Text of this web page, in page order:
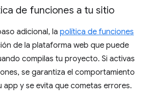
de funciones a tu sitio
adicional, la política de funciones
de la plataforma web que puede
compilas tu proyecto. Si activas
se garantiza el comportamiento
y se evita que cometas errores.